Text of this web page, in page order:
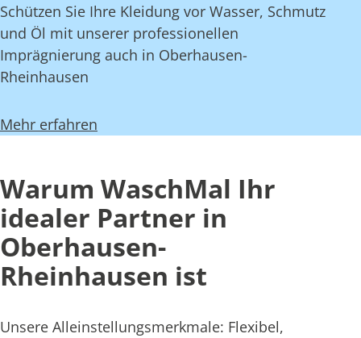
Schützen Sie Ihre Kleidung vor Wasser, Schmutz
und Öl mit unserer professionellen
Imprägnierung auch in Oberhausen-
Rheinhausen
Mehr erfahren
Warum WaschMal Ihr
idealer Partner in
Oberhausen-
Rheinhausen ist
Unsere Alleinstellungsmerkmale: Flexibel,